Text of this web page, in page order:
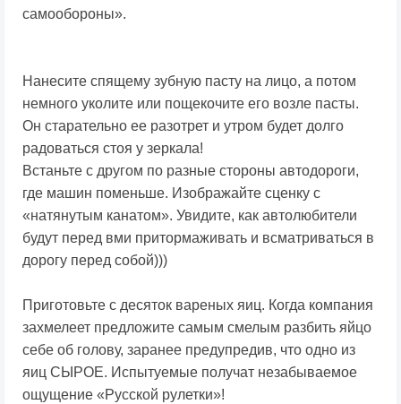
самообороны».
Нанесите спящему зубную пасту на лицо, а потом
немного уколите или пощекочите его возле пасты.
Он старательно ее разотрет и утром будет долго
радоваться стоя у зеркала!
Встаньте с другом по разные стороны автодороги,
где машин поменьше. Изображайте сценку с
«натянутым канатом». Увидите, как автолюбители
будут перед вми притормаживать и всматриваться в
дорогу перед собой)))
Приготовьте с десяток вареных яиц. Когда компания
захмелеет предложите самым смелым разбить яйцо
себе об голову, заранее предупредив, что одно из
яиц СЫРОЕ. Испытуемые получат незабываемое
ощущение «Русской рулетки»!